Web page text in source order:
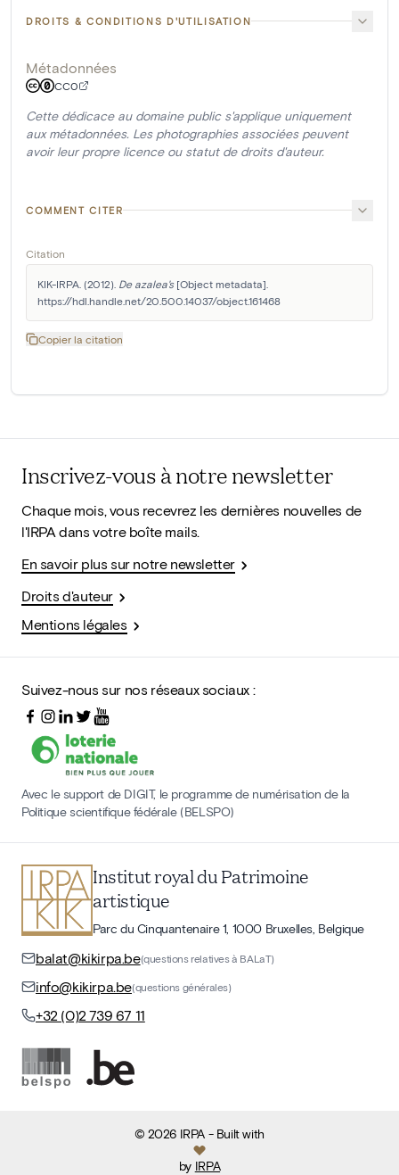
DROITS & CONDITIONS D'UTILISATION
Métadonnées
CC0
Cette dédicace au domaine public s'applique uniquement
aux métadonnées. Les photographies associées peuvent
avoir leur propre licence ou statut de droits d'auteur.
COMMENT CITER
Citation
KIK-IRPA. (2012). De azalea's [Object metadata].
https://hdl.handle.net/20.500.14037/object.161468
Copier la citation
Inscrivez-vous à notre newsletter
Chaque mois, vous recevrez les dernières nouvelles de
l'IRPA dans votre boîte mails.
En savoir plus sur notre newsletter
Droits d'auteur
Mentions légales
Suivez-nous sur nos réseaux sociaux :
Avec le support de DIGIT, le programme de numérisation de la
Politique scientifique fédérale (BELSPO)
Institut royal du Patrimoine
artistique
Parc du Cinquantenaire 1, 1000 Bruxelles, Belgique
balat@kikirpa.be(questions relatives à BALaT)
info@kikirpa.be(questions générales)
+32 (0)2 739 67 11
©2026 IRPA- Built with
by IRPA